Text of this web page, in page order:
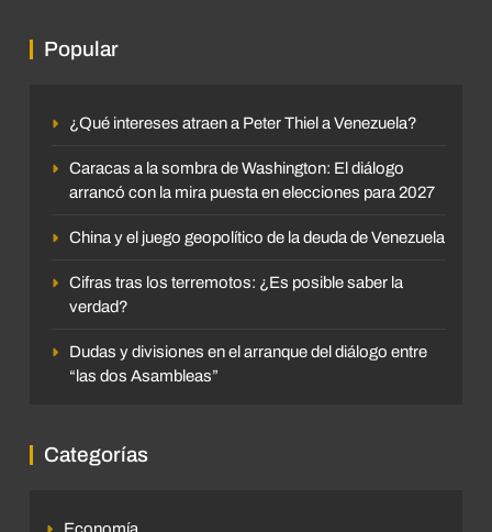
Popular
¿Qué intereses atraen a Peter Thiel a Venezuela?
Caracas a la sombra de Washington: El diálogo
arrancó con la mira puesta en elecciones para 2027
China y el juego geopolítico de la deuda de Venezuela
Cifras tras los terremotos: ¿Es posible saber la
verdad?
Dudas y divisiones en el arranque del diálogo entre
“las dos Asambleas”
Categorías
Economía